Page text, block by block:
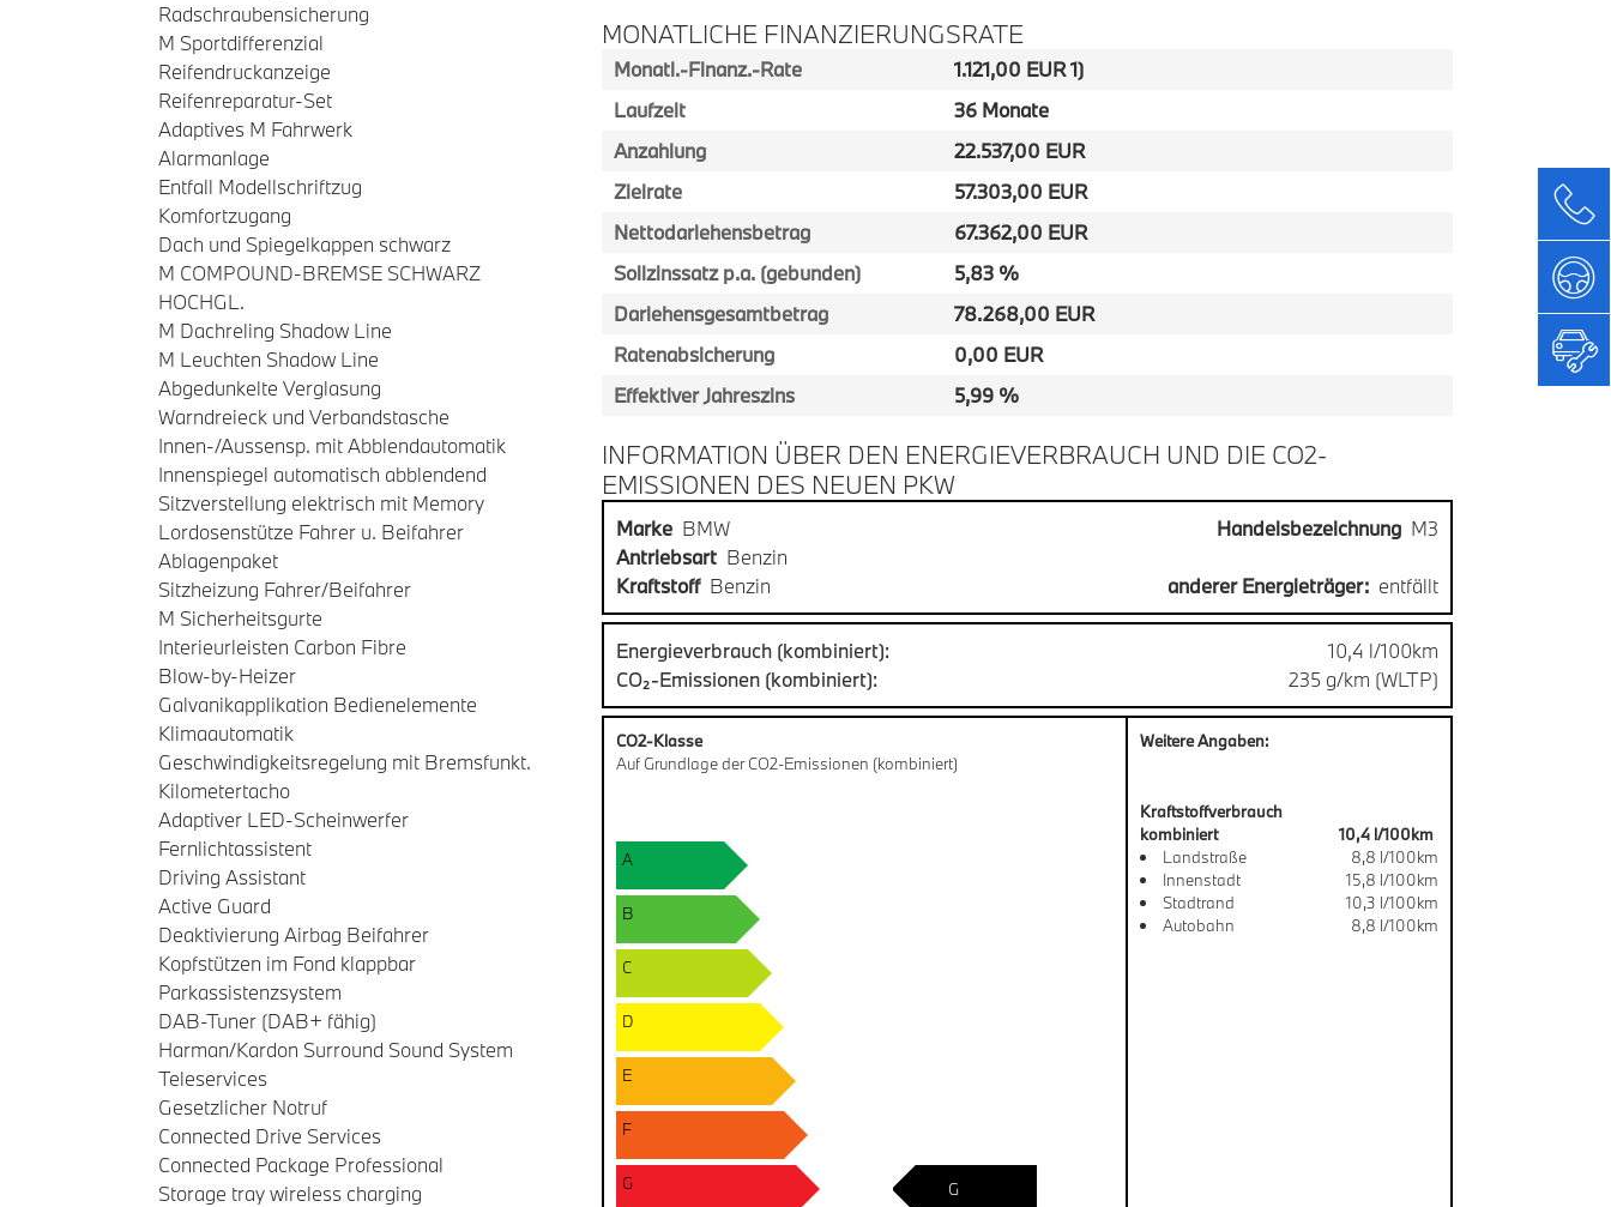
Radschraubensicherung
M Sportdifferenzial
Reifendruckanzeige
Reifenreparatur-Set
Adaptives M Fahrwerk
Alarmanlage
Entfall Modellschriftzug
Komfortzugang
Dach und Spiegelkappen schwarz
M COMPOUND-BREMSE SCHWARZ
HOCHGL.
M Dachreling Shadow Line
M Leuchten Shadow Line
Abgedunkelte Verglasung
Warndreieck und Verbandstasche
Innen-/Aussensp. mit Abblendautomatik
Innenspiegel automatisch abblendend
Sitzverstellung elektrisch mit Memory
Lordosenstütze Fahrer u. Beifahrer
Ablagenpaket
Sitzheizung Fahrer/Beifahrer
M Sicherheitsgurte
Interieurleisten Carbon Fibre
Blow-by-Heizer
Galvanikapplikation Bedienelemente
Klimaautomatik
Geschwindigkeitsregelung mit Bremsfunkt.
Kilometertacho
Adaptiver LED-Scheinwerfer
Fernlichtassistent
Driving Assistant
Active Guard
Deaktivierung Airbag Beifahrer
Kopfstützen im Fond klappbar
Parkassistenzsystem
DAB-Tuner (DAB+ fähig)
Harman/Kardon Surround Sound System
Teleservices
Gesetzlicher Notruf
Connected Drive Services
Connected Package Professional
Storage tray wireless charging
MONATLICHE FINANZIERUNGSRATE
Monatl.-Finanz.-Rate
1.121,00 EUR 1)
Laufzeit
36 Monate
Anzahlung
22.537,00 EUR
Zielrate
57.303,00 EUR
Nettodarlehensbetrag
67.362,00 EUR
Sollzinssatz p.a. (gebunden)
5,83 %
Darlehensgesamtbetrag
78.268,00 EUR
Ratenabsicherung
0,00 EUR
Effektiver Jahreszins
5,99 %
INFORMATION ÜBER DEN ENERGIEVERBRAUCH UND DIE CO2-
EMISSIONEN DES NEUEN PKW
Marke BMW Handelsbezeichnung M3
Antriebsart Benzin
Kraftstoff Benzin anderer Energieträger: entfällt
Energieverbrauch (kombiniert):
10,4 l/100km
CO₂-Emissionen (kombiniert):
235 g/km (WLTP)
CO2-Klasse
Auf Grundlage der CO2-Emissionen (kombiniert)
A
B
C
D
E
F
G G
Weitere Angaben:
Kraftstoffverbrauch
kombiniert
10,4 l/100km
Landstraße
8,8 l/100km
Innenstadt
15,8 l/100km
Stadtrand
10,3 l/100km
Autobahn
8,8 l/100km